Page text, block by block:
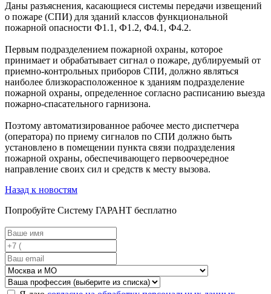
Даны разъяснения, касающиеся системы передачи извещений
о пожаре (СПИ) для зданий классов функциональной
пожарной опасности Ф1.1, Ф1.2, Ф4.1, Ф4.2.
Первым подразделением пожарной охраны, которое
принимает и обрабатывает сигнал о пожаре, дублируемый от
приемно-контрольных приборов СПИ, должно являться
наиболее близкорасположенное к зданиям подразделение
пожарной охраны, определенное согласно расписанию выезда
пожарно-спасательного гарнизона.
Поэтому автоматизированное рабочее место диспетчера
(оператора) по приему сигналов по СПИ должно быть
установлено в помещении пункта связи подразделения
пожарной охраны, обеспечивающего первоочередное
направление своих сил и средств к месту вызова.
Назад к новостям
Попробуйте Систему ГАРАНТ бесплатно